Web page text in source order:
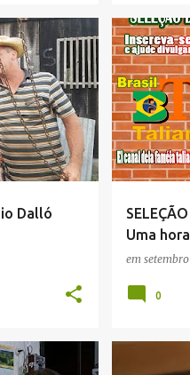
Dalló
Uma
em
MÚSICA
0
ENVIADAS